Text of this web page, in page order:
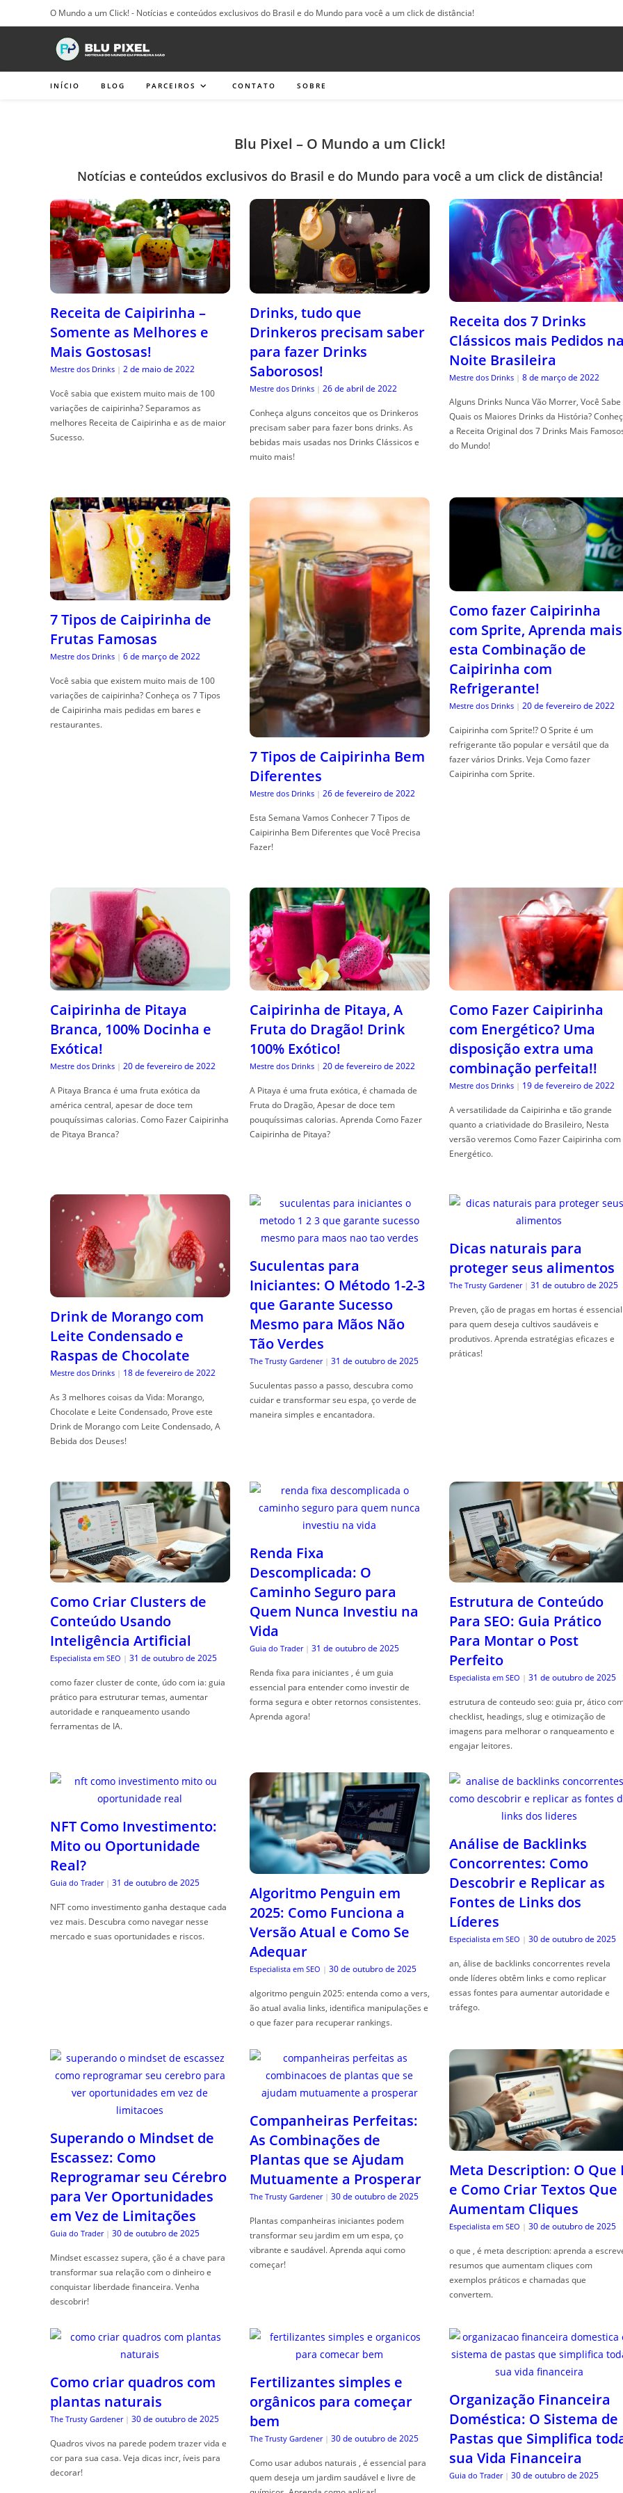
para
O Mundo a um Click! - Notícias e conteúdos exclusivos do Brasil e do Mundo para você a um click de distância!
INÍCIO BLOG PARCEIROS CONTATO SOBRE
Blu Pixel – O Mundo a um Click!
Notícias e conteúdos exclusivos do Brasil e do Mundo para você a um click de distância!
Receita de Caipirinha –
Somente as Melhores e
Mais Gostosas!
Mestre dos Drinks | 2 de maio de 2022
Você sabia que existem muito mais de 100
variações de caipirinha? Separamos as
melhores Receita de Caipirinha e as de maior
Sucesso.
Drinks, tudo que
Drinkeros precisam saber
para fazer Drinks
Saborosos!
Mestre dos Drinks | 26 de abril de 2022
Conheça alguns conceitos que os Drinkeros
precisam saber para fazer bons drinks. As
bebidas mais usadas nos Drinks Clássicos e
muito mais!
Receita dos 7 Drinks
Clássicos mais Pedidos
Noite Brasileira
Mestre dos Drinks | 8 de março de 2022
Alguns Drinks Nunca Vão Morrer, Você Sabe
Quais os Maiores Drinks da História?
a Receita Original dos 7 Drinks Mais
do Mundo!
7 Tipos de Caipirinha de
Frutas Famosas
Mestre dos Drinks | 6 de março de 2022
Você sabia que existem muito mais de 100
variações de caipirinha? Conheça os 7 Tipos
de Caipirinha mais pedidas em bares e
restaurantes.
7 Tipos de Caipirinha Bem
Diferentes
Mestre dos Drinks | 26 de fevereiro de 2022
Esta Semana Vamos Conhecer 7 Tipos de
Caipirinha Bem Diferentes que Você Precisa
Fazer!
Como fazer Caipirinha
com Sprite, Aprenda mais
esta Combinação de
Caipirinha com
Refrigerante!
Mestre dos Drinks | 20 de fevereiro de 2022
Caipirinha com Sprite!? O Sprite é um
refrigerante tão popular e versátil que da
fazer vários Drinks. Veja Como fazer
Caipirinha com Sprite.
Caipirinha de Pitaya
Branca, 100% Docinha e
Exótica!
Mestre dos Drinks | 20 de fevereiro de 2022
A Pitaya Branca é uma fruta exótica da
américa central, apesar de doce tem
pouquíssimas calorias. Como Fazer Caipirinha
de Pitaya Branca?
Caipirinha de Pitaya, A
Fruta do Dragão! Drink
100% Exótico!
Mestre dos Drinks | 20 de fevereiro de 2022
A Pitaya é uma fruta exótica, é chamada de
Fruta do Dragão, Apesar de doce tem
pouquíssimas calorias. Aprenda Como Fazer
Caipirinha de Pitaya?
Como Fazer Caipirinha
com Energético? Uma
disposição extra uma
combinação perfeita!!
Mestre dos Drinks | 19 de fevereiro de 2022
A versatilidade da Caipirinha e tão grande
quanto a criatividade do Brasileiro, Nesta
versão veremos Como Fazer Caipirinha com
Energético.
Drink de Morango com
Leite Condensado e
Raspas de Chocolate
Mestre dos Drinks | 18 de fevereiro de 2022
As 3 melhores coisas da Vida: Morango,
Chocolate e Leite Condensado, Prove este
Drink de Morango com Leite Condensado, A
Bebida dos Deuses!
Suculentas para
Iniciantes: O Método 1-2-3
que Garante Sucesso
Mesmo para Mãos Não
Tão Verdes
The Trusty Gardener | 31 de outubro de 2025
Suculentas passo a passo, descubra como
cuidar e transformar seu espa, ço verde de
maneira simples e encantadora.
Dicas naturais para
proteger seus alimentos
The Trusty Gardener | 31 de outubro de 2025
Preven, ção de pragas em hortas é essencial
para quem deseja cultivos saudáveis e
produtivos. Aprenda estratégias eficazes e
práticas!
Como Criar Clusters de
Conteúdo Usando
Inteligência Artificial
Especialista em SEO | 31 de outubro de 2025
como fazer cluster de conte, údo com ia: guia
prático para estruturar temas, aumentar
autoridade e ranqueamento usando
ferramentas de IA.
Renda Fixa
Descomplicada: O
Caminho Seguro para
Quem Nunca Investiu na
Vida
Guia do Trader | 31 de outubro de 2025
Renda fixa para iniciantes , é um guia
essencial para entender como investir de
forma segura e obter retornos consistentes.
Aprenda agora!
Estrutura de Conteúdo
Para SEO: Guia Prático
Para Montar o Post
Perfeito
Especialista em SEO | 31 de outubro de 2025
estrutura de conteudo seo: guia pr, ático
checklist, headings, slug e otimização de
imagens para melhorar o ranqueamento e
engajar leitores.
NFT Como Investimento:
Mito ou Oportunidade
Real?
Guia do Trader | 31 de outubro de 2025
NFT como investimento ganha destaque cada
vez mais. Descubra como navegar nesse
mercado e suas oportunidades e riscos.
Algoritmo Penguin em
2025: Como Funciona a
Versão Atual e Como Se
Adequar
Especialista em SEO | 30 de outubro de 2025
algoritmo penguin 2025: entenda como a vers,
ão atual avalia links, identifica manipulações e
o que fazer para recuperar rankings.
Análise de Backlinks
Concorrentes: Como
Descobrir e Replicar as
Fontes de Links dos
Líderes
Especialista em SEO | 30 de outubro de 2025
an, álise de backlinks concorrentes revela
onde líderes obtêm links e como replicar
essas fontes para aumentar autoridade e
tráfego.
Superando o Mindset de
Escassez: Como
Reprogramar seu Cérebro
para Ver Oportunidades
em Vez de Limitações
Guia do Trader | 30 de outubro de 2025
Mindset escassez supera, ção é a chave para
transformar sua relação com o dinheiro e
conquistar liberdade financeira. Venha
descobrir!
Companheiras Perfeitas:
As Combinações de
Plantas que se Ajudam
Mutuamente a Prosperar
The Trusty Gardener | 30 de outubro de 2025
Plantas companheiras iniciantes podem
transformar seu jardim em um espa, ço
vibrante e saudável. Aprenda aqui como
começar!
Meta Description: O Que
e Como Criar Textos Que
Aumentam Cliques
Especialista em SEO | 30 de outubro de 2025
o que , é meta description: aprenda a
resumos que aumentam cliques com
exemplos práticos e chamadas que
convertem.
Como criar quadros com
plantas naturais
The Trusty Gardener | 30 de outubro de 2025
Quadros vivos na parede podem trazer vida e
cor para sua casa. Veja dicas incr, íveis para
decorar!
Fertilizantes simples e
orgânicos para começar
bem
The Trusty Gardener | 30 de outubro de 2025
Como usar adubos naturais , é essencial para
quem deseja um jardim saudável e livre de
Organização Financeira
Doméstica: O Sistema de
Pastas que Simplifica
sua Vida Financeira
Guia do Trader | 30 de outubro de 2025